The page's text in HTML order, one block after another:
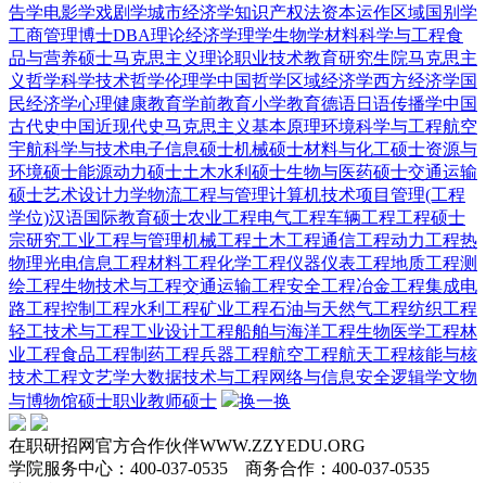
告学电影学戏剧学城市经济学知识产权法资本运作区域国别学
工商管理博士DBA理论经济学理学生物学材料科学与工程食
品与营养硕士马克思主义理论职业技术教育研究生院马克思主
义哲学科学技术哲学伦理学中国哲学区域经济学西方经济学国
民经济学心理健康教育学前教育小学教育德语日语传播学中国
古代史中国近现代史马克思主义基本原理环境科学与工程航空
宇航科学与技术电子信息硕士机械硕士材料与化工硕士资源与
环境硕士能源动力硕士土木水利硕士生物与医药硕士交通运输
硕士艺术设计力学物流工程与管理计算机技术项目管理(工程
学位)汉语国际教育硕士农业工程电气工程车辆工程工程硕士
宗研究工业工程与管理机械工程土木工程通信工程动力工程热
物理光电信息工程材料工程化学工程仪器仪表工程地质工程测
绘工程生物技术与工程交通运输工程安全工程冶金工程集成电
路工程控制工程水利工程矿业工程石油与天然气工程纺织工程
轻工技术与工程工业设计工程船舶与海洋工程生物医学工程林
业工程食品工程制药工程兵器工程航空工程航天工程核能与核
技术工程文艺学大数据技术与工程网络与信息安全逻辑学文物
与博物馆硕士职业教师硕士 换一换
在职研招网官方合作伙伴WWW.ZZYEDU.ORG
学院服务中心：400-037-0535 商务合作：400-037-0535